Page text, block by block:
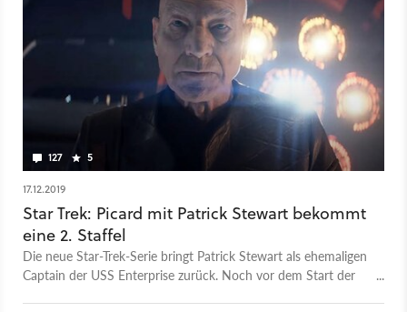
127 5
17.12.2019
Star Trek: Picard mit Patrick Stewart bekommt
eine 2. Staffel
Die neue Star-Trek-Serie bringt Patrick Stewart als ehemaligen
Captain der USS Enterprise zurück. Noch vor dem Start der